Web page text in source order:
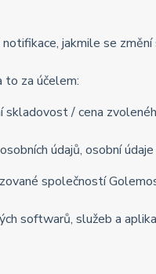
jakmile se
to za účelem:
/ cena
údajů, osobní
společností
softwarů, služeb a